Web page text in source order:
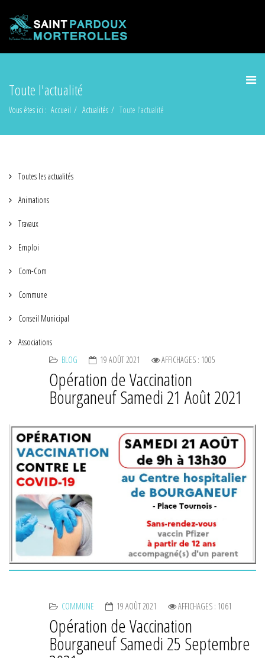
Toute l'actualité
Vous êtes ici : Accueil Actualités Toute l'actualité
Toutes les actualités
Animations
Travaux
Emploi
Com-Com
Commune
Conseil Municipal
Associations
BLOG
19 AOÛT 2021 AFFICHAGES : 1005
Opération de Vaccination
Bourganeuf Samedi 21 Août 2021
COMMUNE 19 AOÛT 2021 AFFICHAGES : 1061
Opération de Vaccination
Bourganeuf Samedi 25 Septembre